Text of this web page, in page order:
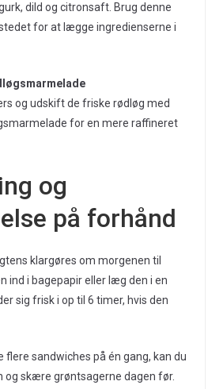
dild og citronsaft. Brug denne
for at lægge ingredienserne i
og udskift de friske rødløg med
for en mere raffineret
og
på forhånd
klargøres om morgenen til
ind i bagepapir eller læg den i en
sig frisk i op til 6 timer, hvis den
flere sandwiches på én gang, kan du
og skære grøntsagerne dagen før.